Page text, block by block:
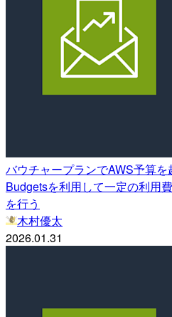
バウチャープランでAWS予算
Budgetsを利用して一定の利用
を行う
木村優太
2026.01.31